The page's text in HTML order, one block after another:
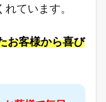
ています。
お客様から喜び